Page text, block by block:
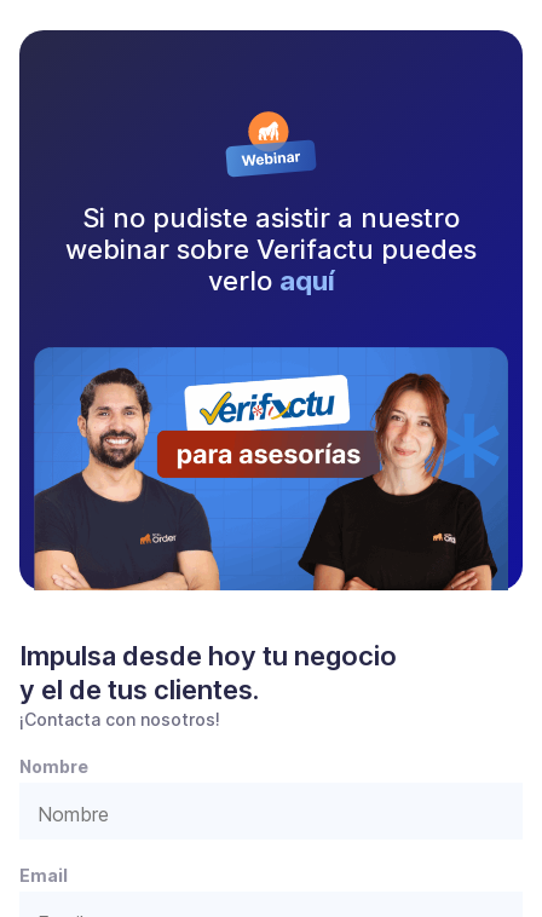
Si no pudiste asistir a nuestro
webinar sobre Verifactu puedes
verlo aquí
Impulsa desde hoy tu negocio
y el de tus clientes.
¡Contacta con nosotros!
Nombre
Email